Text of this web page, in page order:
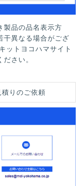
製品の品名表示方
干異なる場合がござ
ットヨコハマサイト
さい。
りのご依頼